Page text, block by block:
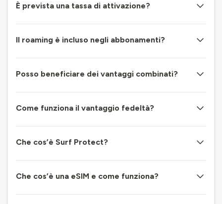
È prevista una tassa di attivazione?
Il roaming è incluso negli abbonamenti?
Posso beneficiare dei vantaggi combinati?
Come funziona il vantaggio fedeltà?
Che cos’è Surf Protect?
Che cos’è una eSIM e come funziona?